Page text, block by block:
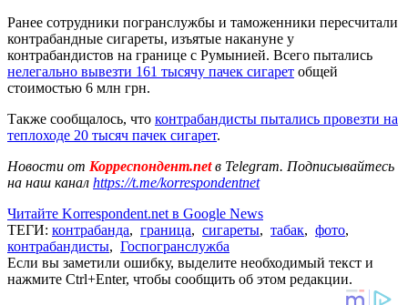
Ранее сотрудники погранслужбы и таможенники пересчитали
контрабандные сигареты, изъятые накануне у
контрабандистов на границе с Румынией. Всего пытались
нелегально вывезти 161 тысячу пачек сигарет общей
стоимостью 6 млн грн.
Также сообщалось, что контрабандисты пытались провезти на
теплоходе 20 тысяч пачек сигарет.
Новости от Корреспондент.netв Telegram. Подписывайтесь
на наш канал https://t.me/korrespondentnet
Читайте Korrespondent.net в Google News
ТЕГИ: контрабанда, граница, сигареты, табак, фото,
контрабандисты, Госпогранслужба
Если вы заметили ошибку, выделите необходимый текст и
нажмите Ctrl+Enter, чтобы сообщить об этом редакции.